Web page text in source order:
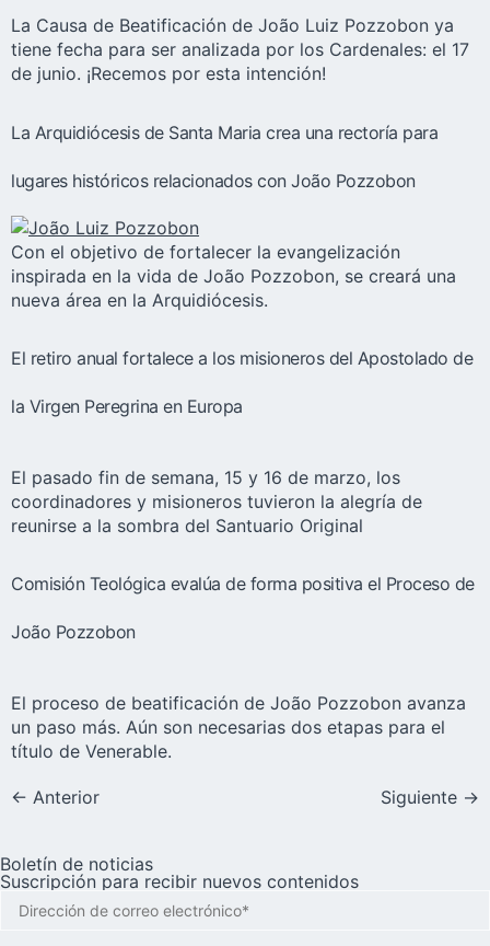
La Causa de Beatificación de João Luiz Pozzobon ya
tiene fecha para ser analizada por los Cardenales: el 17
de junio. ¡Recemos por esta intención!
La Arquidiócesis de Santa Maria crea una rectoría para
lugares históricos relacionados con João Pozzobon
Con el objetivo de fortalecer la evangelización
inspirada en la vida de João Pozzobon, se creará una
nueva área en la Arquidiócesis.
El retiro anual fortalece a los misioneros del Apostolado de
la Virgen Peregrina en Europa
El pasado fin de semana, 15 y 16 de marzo, los
coordinadores y misioneros tuvieron la alegría de
reunirse a la sombra del Santuario Original
Comisión Teológica evalúa de forma positiva el Proceso de
João Pozzobon
El proceso de beatificación de João Pozzobon avanza
un paso más. Aún son necesarias dos etapas para el
título de Venerable.
← Anterior Siguiente →
Boletín de noticias
Suscripción para recibir nuevos contenidos